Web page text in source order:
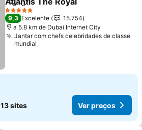
PartilharAdicionar aos favoritos
5 Estrelas
9,3 Excelente
15.754
a 5.8 km de Dubai Internet City
Jantar com chefs celebridades de classe
mundial
13 sites Ver preços